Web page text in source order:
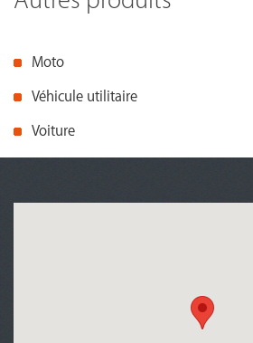
Moto
Véhicule utilitaire
Voiture